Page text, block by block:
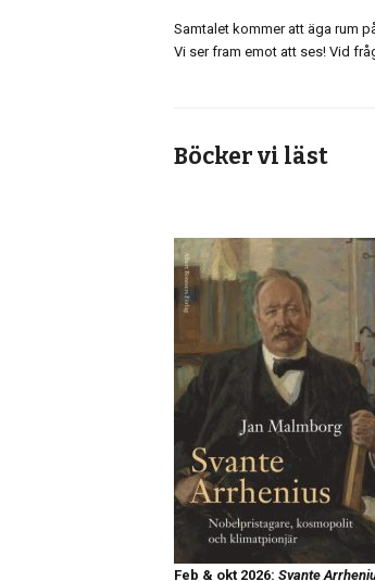
Samtalet kommer att äga rum
Vi ser fram emot att ses! Vid
Böcker vi läst
Feb & okt 2026: Svante